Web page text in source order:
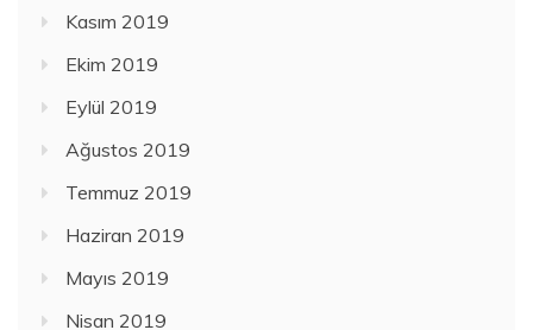
Kasım 2019
Ekim 2019
Eylül 2019
Ağustos 2019
Temmuz 2019
Haziran 2019
Mayıs 2019
Nisan 2019